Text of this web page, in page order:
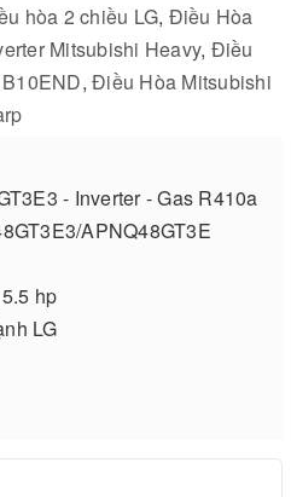
hòa 2 chiều LG, Điều Hòa
Mitsubishi Heavy, Điều
, Điều Hòa Mitsubishi
- Inverter - Gas R410a
APNQ48GT3E
hp
LG